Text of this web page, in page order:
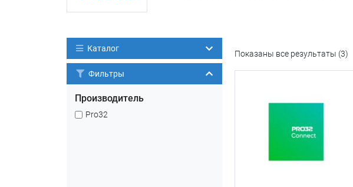
Критическая
Персональные
Тестирование
Каталог
Фильтры
Производитель
Pro32
Показаны все результаты (3)